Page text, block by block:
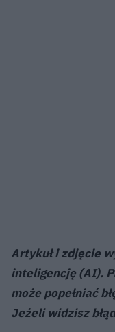
Artykuł i zdjęcie
inteligencję (AI).
może popełniać
Jeżeli widzisz